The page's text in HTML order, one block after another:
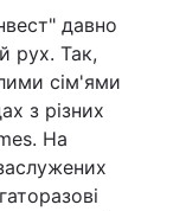
давно
рух. Так,
сім'ями
з різних
На